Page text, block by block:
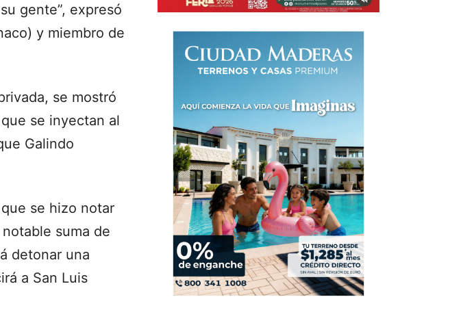
gente”, expresó
y miembro de
se mostró
se inyectan al
Galindo
se hizo notar
suma de
detonar una
a San Luis